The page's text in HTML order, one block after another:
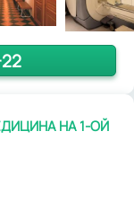
НА 1-ОЙ